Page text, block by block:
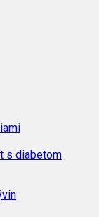
s diabetom